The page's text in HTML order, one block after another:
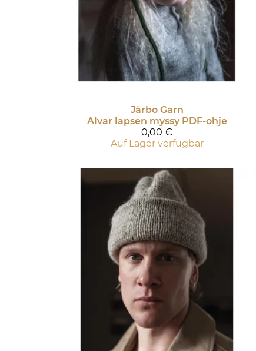
Järbo Garn
Alvar lapsen myssy PDF-ohje
0,00 €
Auf Lager verfügbar